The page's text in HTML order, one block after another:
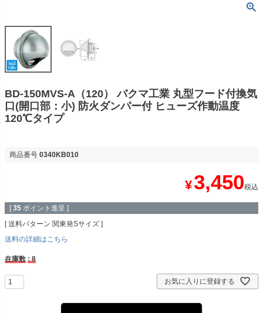
BD-150MVS-A（120） バクマ工業 丸型フード付換気
口(開口部：小) 防火ダンパー付 ヒューズ作動温度
120℃タイプ
商品番号 0340KB010
¥3,450税込
[ 35 ポイント進呈 ]
送料パターン 関東発Sサイズ
送料の詳細はこちら
在庫数 8
お気に入りに登録する